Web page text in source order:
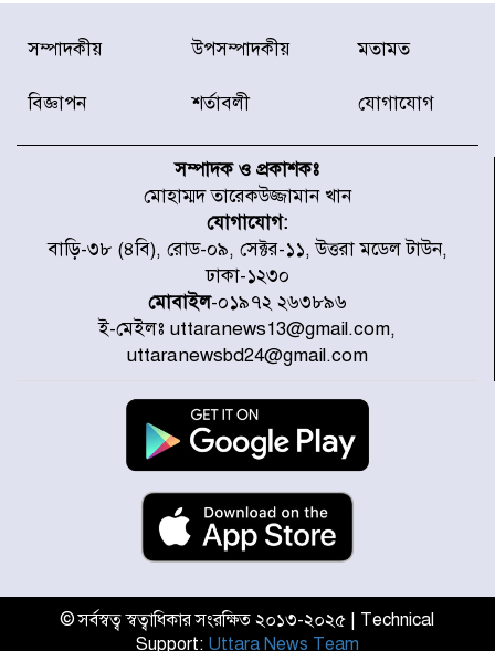
জুলাই গণঅভ্যুত্থানে আহত যোদ্ধা
মিতুর খোঁজ নিলেন প্রধানমন্ত্রী
শহীদের তালিকা প্রকাশ করল JRA
জুলাই গণঅভ্যুত্থানে উত্তরায় সর্বকনিষ্ঠ
শহীদ জাবির ইব্রাহীম: এক শিশুর রক্তে
লেখা ইতিহাস
রাজধানীতে আজ বৃষ্টির সম্ভাবনা, যা
জানাল আবহাওয়া অধিদপ্তর
জুলাই গণঅভ্যুত্থানের অমর প্রতীক
শহীদ মীর মুগ্ধ
উত্তরা আজমপুরের রক্তাক্ত স্মৃতি: শহীদ
তানভীনের অপূর্ণ স্বপ্ন
জুলাই স্মৃতি জাদুঘর উদ্বোধন করলেন
সম্পাদকীয় উপসম্পাদকীয় মতামত
বিজ্ঞাপন শর্তাবলী যোগাযোগ
সম্পাদক ও প্রকাশকঃ
মোহাম্মদ তারেকউজ্জামান খান
যোগাযোগ:
বাড়ি-৩৮ (৪বি), রোড-০৯, সেক্টর-১১, উত্তরা মডেল টাউন,
ঢাকা-১২৩০
মোবাইল-০১৯৭২ ২৬৩৮৯৬
ই-মেইলঃ uttaranews13@gmail.com,
uttaranewsbd24@gmail.com
© সর্বস্বত্ব স্বত্বাধিকার সংরক্ষিত ২০১৩-২০২৫ | Technical
Support: Uttara News Team